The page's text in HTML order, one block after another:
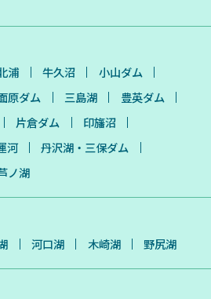
浦 牛久沼
小山ダム
原ダム 三島湖
豊英ダム
片倉ダム
印旛沼
河
丹沢湖・三保ダム
ノ湖
河口湖 木崎湖 野尻湖